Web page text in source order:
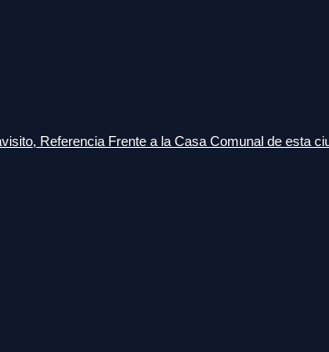
Referencia Frente a la Casa Comunal de esta